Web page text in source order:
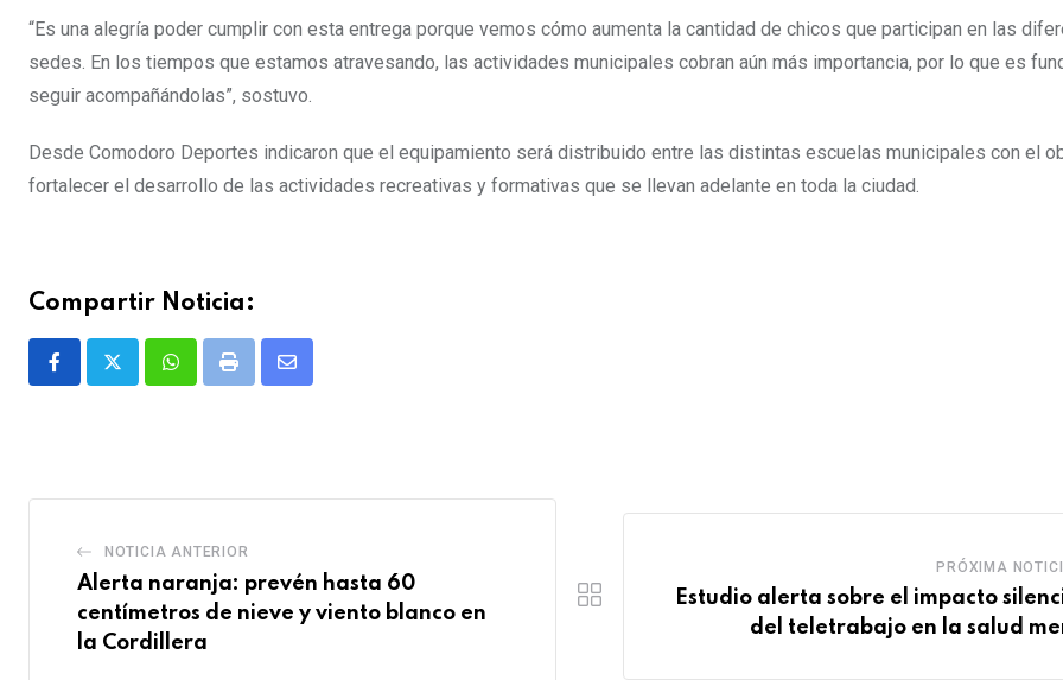
“Es una alegría poder cumplir con esta entrega porque vemos cómo aumenta la cantidad de chicos que participan en las
sedes. En los tiempos que estamos atravesando, las actividades municipales cobran aún más importancia, por lo que es
seguir acompañándolas”, sostuvo.
Desde Comodoro Deportes indicaron que el equipamiento será distribuido entre las distintas escuelas municipales con el
fortalecer el desarrollo de las actividades recreativas y formativas que se llevan adelante en toda la ciudad.
Compartir Noticia:
WhatsappPrint
Share
NOTICIA ANTERIOR
Alerta naranja: prevén hasta 60
centímetros de nieve y viento blanco en
la Cordillera
PRÓXIMA
Estudio alerta sobre el impacto
del teletrabajo en la salud